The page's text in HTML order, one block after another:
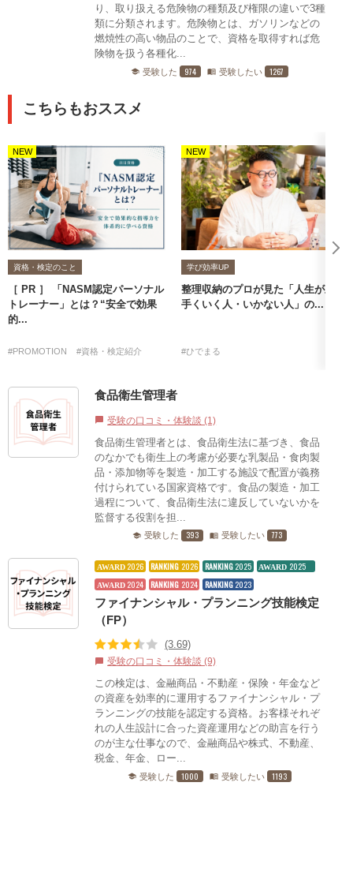
り、取り扱える危険物の種類及び権限の違いで3種
類に分類されます。危険物とは、ガソリンなどの
燃焼性の高い物品のことで、資格を取得すれば危
険物を扱う各種化...
school 受験した 974 menu_book 受験したい 1267
こちらもおススメ
NEW
資格・検定のこと
［ PR ］ 「NASM認定パーソナル
トレーナー」とは？“安全で効果
的...
#PROMOTION #資格・検定紹介
NEW
学び効率UP
整理収納のプロが見た「人生が上
手くいく人・いかない人」の...
#ひでまる
食品衛生管理者
chat_bubble 受験の口コミ・体験談 (1)
食品衛生管理者とは、食品衛生法に基づき、食品
のなかでも衛生上の考慮が必要な乳製品・食肉製
品・添加物等を製造・加工する施設で配置が義務
付けられている国家資格です。食品の製造・加工
過程について、食品衛生法に違反していないかを
監督する役割を担...
school 受験した 393 menu_book 受験したい 773
AWARD 2026 RANKING 2026 RANKING 2025 AWARD 2025
AWARD 2024 RANKING 2024 RANKING 2023
ファイナンシャル・プランニング技能検定
（FP）
(3.69)
chat_bubble 受験の口コミ・体験談 (9)
この検定は、金融商品・不動産・保険・年金など
の資産を効率的に運用するファイナンシャル・プ
ランニングの技能を認定する資格。お客様それぞ
れの人生設計に合った資産運用などの助言を行う
のが主な仕事なので、金融商品や株式、不動産、
税金、年金、ロー...
school 受験した 1000 menu_book 受験したい 1193